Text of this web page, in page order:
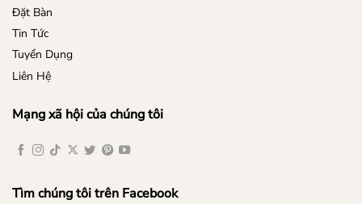
Đặt Bàn
Tin Tức
Tuyển Dụng
Liên Hệ
Mạng xã hội của chúng tôi
Tìm chúng tôi trên Facebook